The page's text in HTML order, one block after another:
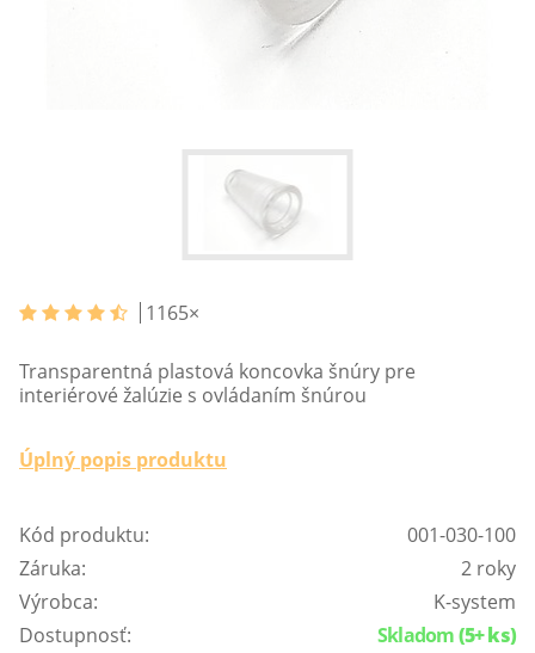
1165×
Transparentná plastová koncovka šnúry pre
interiérové žalúzie s ovládaním šnúrou
Úplný popis produktu
Kód produktu:
001-030-100
Záruka:
2 roky
Výrobca:
K-system
Dostupnosť:
Skladom(5+ ks)